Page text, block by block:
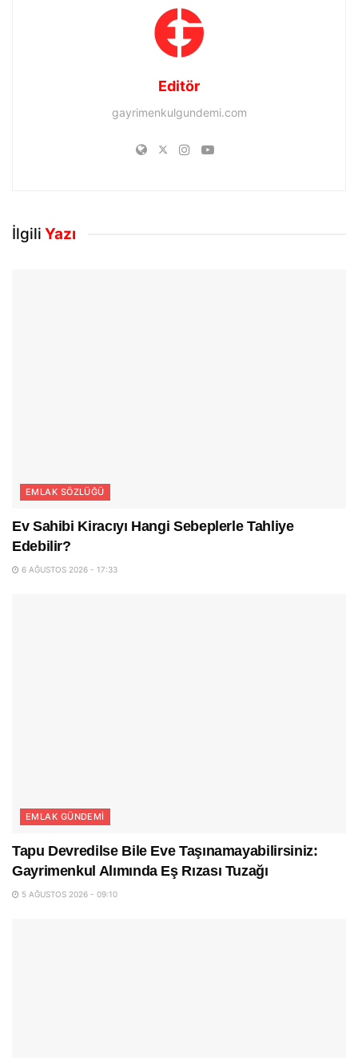
Editör
gayrimenkulgundemi.com
İlgili Yazı
EMLAK SÖZLÜĞÜ
Ev Sahibi Kiracıyı Hangi Sebeplerle Tahliye
Edebilir?
6 AĞUSTOS 2026 - 17:33
EMLAK GÜNDEMI
Tapu Devredilse Bile Eve Taşınamayabilirsiniz:
Gayrimenkul Alımında Eş Rızası Tuzağı
5 AĞUSTOS 2026 - 09:10